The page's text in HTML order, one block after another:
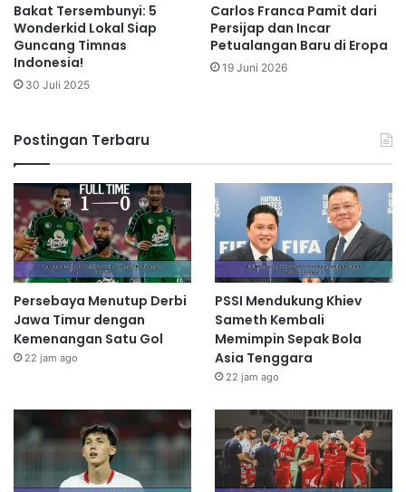
Bakat Tersembunyi: 5
Wonderkid Lokal Siap
Guncang Timnas
Indonesia!
30 Juli 2025
Carlos Franca Pamit dari
Persijap dan Incar
Petualangan Baru di Eropa
19 Juni 2026
Postingan Terbaru
Persebaya Menutup Derbi
Jawa Timur dengan
Kemenangan Satu Gol
22 jam ago
PSSI Mendukung Khiev
Sameth Kembali
Memimpin Sepak Bola
Asia Tenggara
22 jam ago